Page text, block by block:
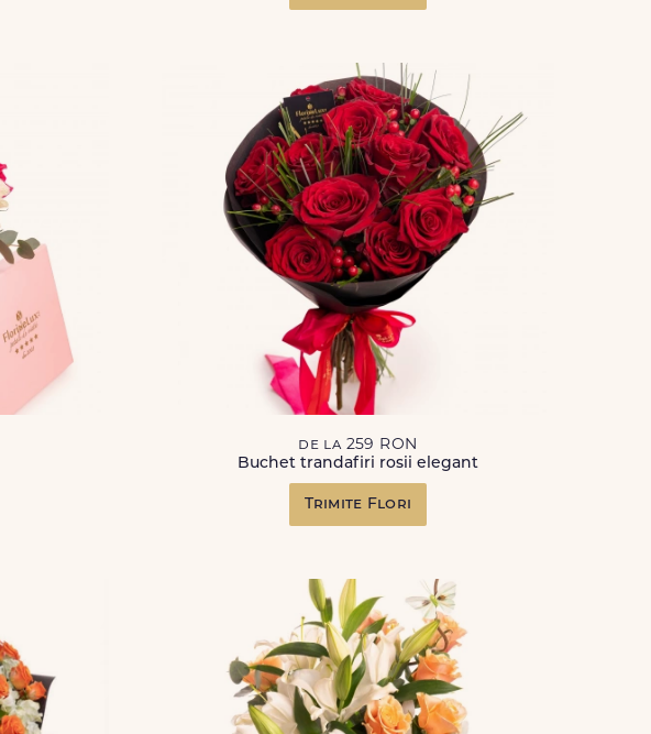
de la 259 RON
Buchet trandafiri rosii elegant
Trimite Flori